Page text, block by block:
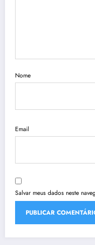
Nome
Email
Salvar meus dados neste